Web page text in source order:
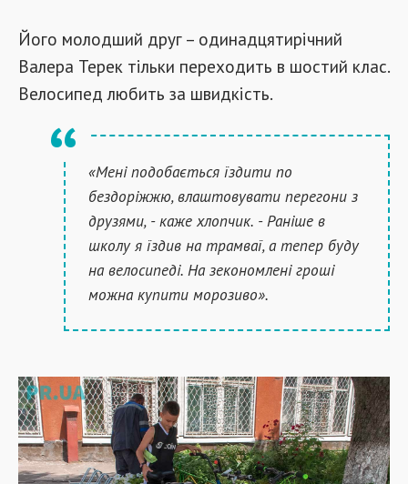
Його молодший друг – одинадцятирічний
Валера Терек тільки переходить в шостий клас.
Велосипед любить за швидкість.
«Мені подобається їздити по
бездоріжжю, влаштовувати перегони з
друзями, - каже хлопчик. - Раніше в
школу я їздив на трамваї, а тепер буду
на велосипеді. На зекономлені гроші
можна купити морозиво».